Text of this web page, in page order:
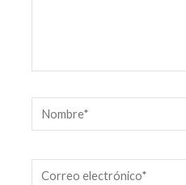
Nombre*
Correo